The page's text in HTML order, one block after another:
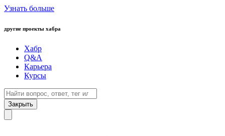
Узнать больше
другие проекты хабра
Хабр
Q&A
Карьера
Курсы
Закрыть